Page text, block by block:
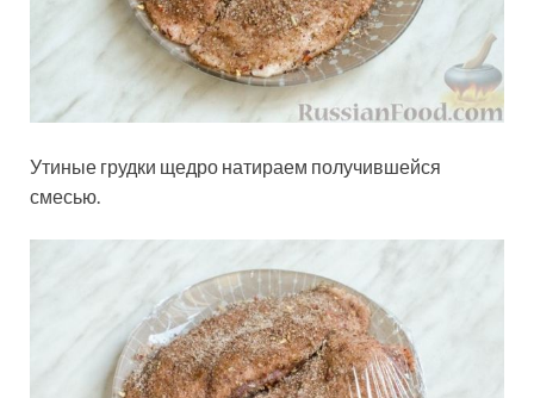
Утиные грудки щедро натираем получившейся
смесью.